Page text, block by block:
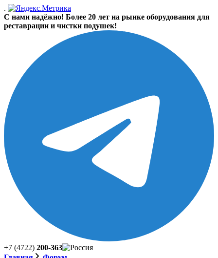
.
С нами надёжно! Более 20 лет на рынке оборудования для
реставрации и чистки подушек!
+7 (4722) 200-363